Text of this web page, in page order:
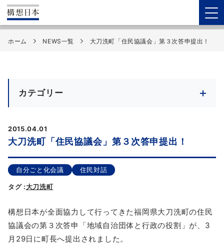
ホーム NEWS一覧 大刀洗町「住民協議会」第３次答申提出！
カテゴリー
2015.04.01
大刀洗町「住民協議会」第３次答申提出！
自分ごと化会議 住民対話
タグ :大刀洗町
構想日本が全面協力して行ってきた福岡県大刀洗町の住民
協議会の第３次答申「地域自治団体と行政の役割」が、3
月29日に町長へ提出されました。